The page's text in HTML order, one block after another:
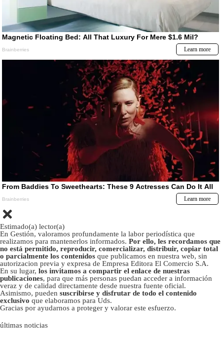
Estimado(a) lector(a)
En Gestión, valoramos profundamente la labor periodística que
realizamos para mantenerlos informados. Por ello, les recordamos que
no está permitido, reproducir, comercializar, distribuir, copiar total
o parcialmente los contenidos que publicamos en nuestra web, sin
autorizacion previa y expresa de Empresa Editora El Comercio S.A.
En su lugar, los invitamos a compartir el enlace de nuestras
publicaciones, para que más personas puedan acceder a información
veraz y de calidad directamente desde nuestra fuente oficial.
Asimismo, pueden suscribirse y disfrutar de todo el contenido
exclusivo que elaboramos para Uds.
Gracias por ayudarnos a proteger y valorar este esfuerzo.
últimas noticias